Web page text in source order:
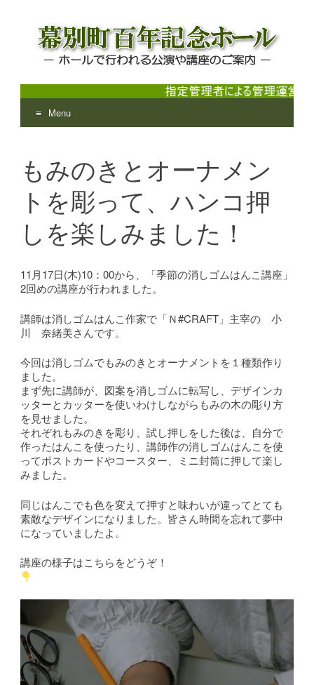
幕別町百年記念ホール
ホールで行われる公演や講座のご案内
Menu
content
もみのきとオーナメン
トを彫って、ハンコ押
しを楽しみました！
11月17日(木)10：00から、「季節の消しゴムはんこ講座」
2回めの講座が行われました。
講師は消しゴムはんこ作家で「Ｎ#CRAFT」主宰の 小
川 奈緒美さんです。
今回は消しゴムでもみのきとオーナメントを１種類作り
ました。
まず先に講師が、図案を消しゴムに転写し、デザインカ
ッターとカッターを使いわけしながらもみの木の彫り方
を見せました。
それぞれもみのきを彫り、試し押しをした後は、自分で
作ったはんこを使ったり、講師作の消しゴムはんこを使
ってポストカードやコースター、ミニ封筒に押して楽し
みました。
同じはんこでも色を変えて押すと味わいが違ってとても
素敵なデザインになりました。皆さん時間を忘れて夢中
になっていましたよ。
講座の様子はこちらをどうぞ！